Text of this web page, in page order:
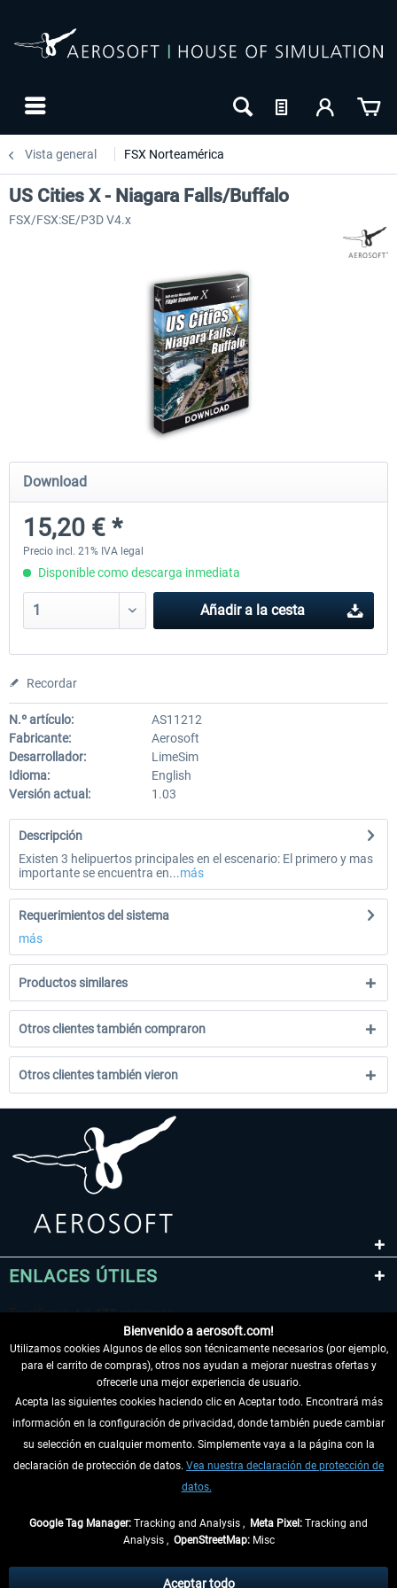
Vista general FSX Norteamérica
Airports of Mexico City & Central
28,42 € *
US Cities X - Chicago
US Cities X - Niagara Falls/Buffalo
FSX/FSX:SE/P3D V4.x
Download
15,20 € *
Precio incl. 21% IVA legal
Disponible como descarga inmediata
Añadir a la cesta
Recordar
N.º artículo:
AS11212
Fabricante:
Aerosoft
Desarrollador:
LimeSim
Idioma:
English
Versión actual:
1.03
Descripción
Existen 3 helipuertos principales en el escenario: El primero y mas
importante se encuentra en...más
Requerimientos del sistema
más
Productos similares
Otros clientes también compraron
Otros clientes también vieron
ENLACES ÚTILES
DESISTIR DEL CONTRATO
INFORMACIÓN
tasas de recepción si no se describe lo contrario
Bienvenido a aerosoft.com!
Utilizamos cookies Algunos de ellos son técnicamente necesarios (por ejemplo,
para el carrito de compras), otros nos ayudan a mejorar nuestras ofertas y
ofrecerle una mejor experiencia de usuario.
Acepta las siguientes cookies haciendo clic en Aceptar todo. Encontrará más
información en la configuración de privacidad, donde también puede cambiar
su selección en cualquier momento. Simplemente vaya a la página con la
declaración de protección de datos. Vea nuestra declaración de protección de
datos.
Google Tag Manager: Tracking and Analysis , Meta Pixel: Tracking and
Analysis , OpenStreetMap:Misc
Aceptar todo